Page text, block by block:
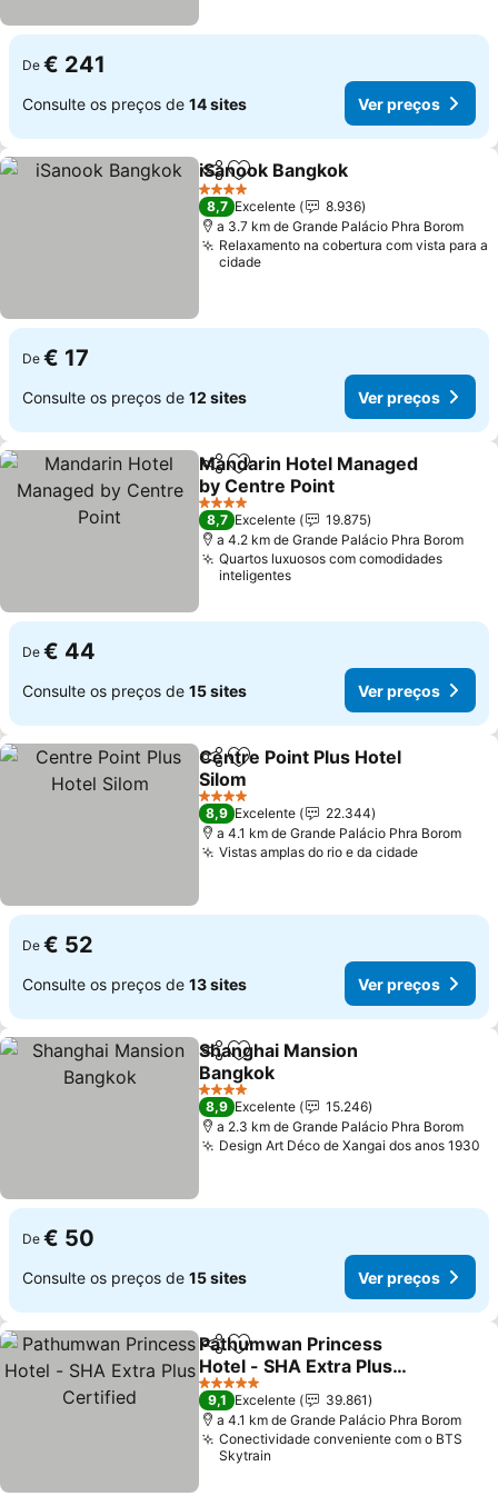
De € 241
Consulte os preços de 14 sites Ver preços
PartilharAdicionar aos favoritos
iSanook Bangkok
4 Estrelas
8,7 Excelente
8.936
a 3.7 km de Grande Palácio Phra Borom
Relaxamento na cobertura com vista para a
cidade
De € 17
Consulte os preços de 12 sites Ver preços
PartilharAdicionar aos favoritos
Mandarin Hotel Managed
by Centre Point
4 Estrelas
8,7 Excelente
19.875
a 4.2 km de Grande Palácio Phra Borom
Quartos luxuosos com comodidades
inteligentes
De € 44
Consulte os preços de 15 sites Ver preços
PartilharAdicionar aos favoritos
Centre Point Plus Hotel
Silom
4 Estrelas
8,9 Excelente
22.344
a 4.1 km de Grande Palácio Phra Borom
Vistas amplas do rio e da cidade
De € 52
Consulte os preços de 13 sites Ver preços
PartilharAdicionar aos favoritos
Shanghai Mansion
Bangkok
4 Estrelas
8,9 Excelente
15.246
a 2.3 km de Grande Palácio Phra Borom
Design Art Déco de Xangai dos anos 1930
De € 50
Consulte os preços de 15 sites Ver preços
PartilharAdicionar aos favoritos
Pathumwan Princess
Hotel - SHA Extra Plus
Certified
5 Estrelas
9,1 Excelente
39.861
a 4.1 km de Grande Palácio Phra Borom
Conectividade conveniente com o BTS
Skytrain